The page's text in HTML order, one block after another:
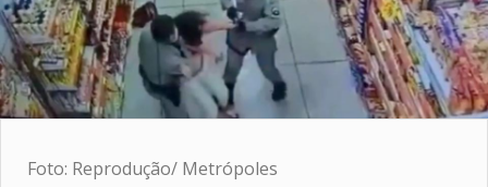
Foto: Reprodução/ Metrópoles